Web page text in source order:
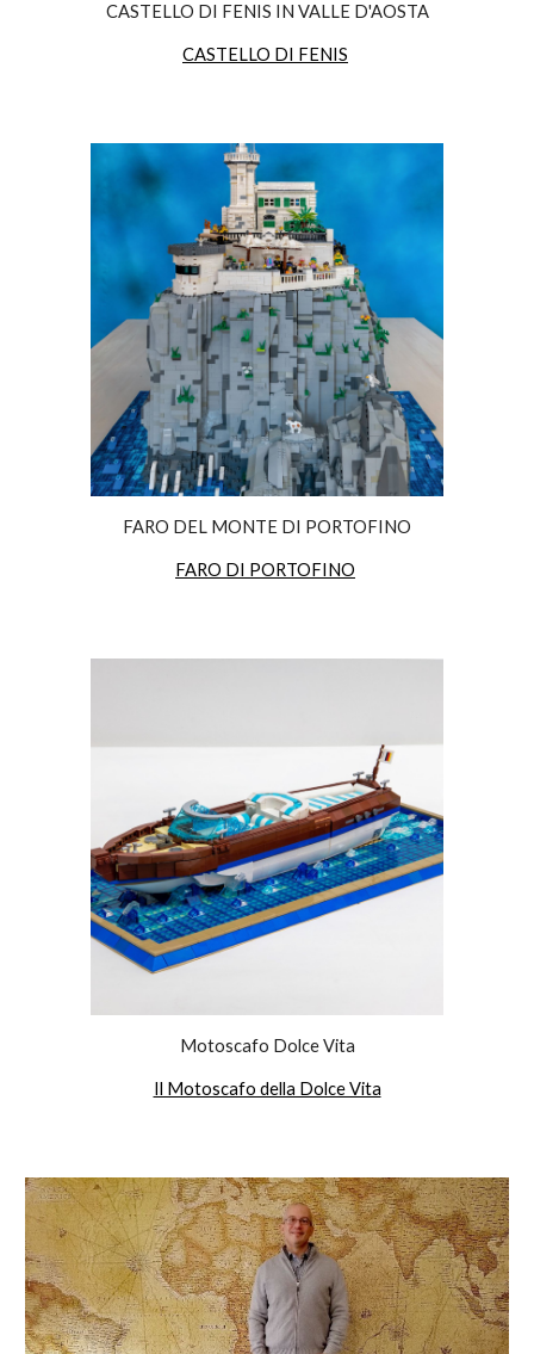
CASTELLO DI FENIS IN VALLE D'AOSTA
CASTELLO DI FENIS
FARO DEL MONTE DI PORTOFINO
FARO DI PORTOFINO
Motoscafo Dolce Vita
Il Motoscafo della Dolce Vita